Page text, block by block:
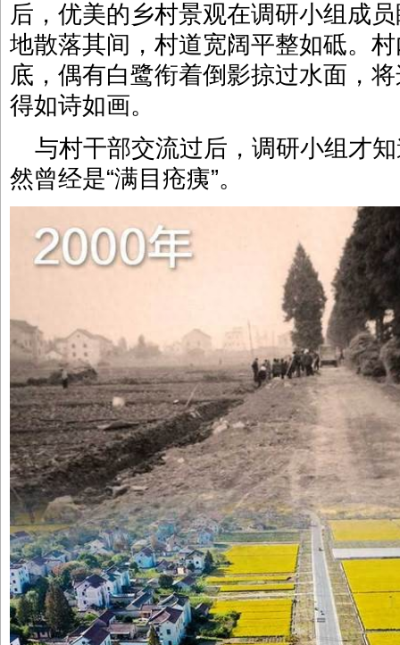
后，优美的乡村景观在调研小组成
地散落其间，村道宽阔平整如砥。
底，偶有白鹭衔着倒影掠过水面，
得如诗如画。
与村干部交流过后，调研小组才
然曾经是“满目疮痍”。